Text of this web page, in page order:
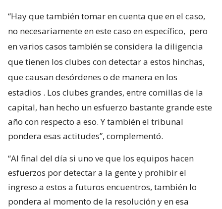
“Hay que también tomar en cuenta que en el caso,
no necesariamente en este caso en específico, pero
en varios casos también se considera la diligencia
que tienen los clubes con detectar a estos hinchas,
que causan desórdenes o de manera en los
estadios . Los clubes grandes, entre comillas de la
capital, han hecho un esfuerzo bastante grande este
año con respecto a eso. Y también el tribunal
pondera esas actitudes”, complementó.
“Al final del día si uno ve que los equipos hacen
esfuerzos por detectar a la gente y prohibir el
ingreso a estos a futuros encuentros, también lo
pondera al momento de la resolución y en esa